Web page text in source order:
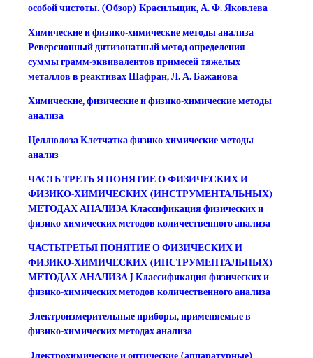
особой чистоты. (Обзор) Красильщик, А. Ф. Яковлева
Химические и физико-химические методы анализа
Реверсионный дитизонатный метод определения
суммы грамм-эквивалентов примесей тяжелых
металлов в реактивах Шафран, Л. А. Бажанова
Химические, физические и физико-химические методы
анализа
Целлюлоза Клетчатка физико-химические методы
анализ
ЧАСТЬ ТРЕТЬ Я ПОНЯТИЕ О ФИЗИЧЕСКИХ И
ФИЗИКО-ХИМИЧЕСКИХ (ИНСТРУМЕНТАЛЬНЫХ)
МЕТОДАХ АНАЛИЗА Классификация физических и
физико-химических методов количественного анализа
ЧАСТЬТРЕТЬЯ ПОНЯТИЕ О ФИЗИЧЕСКИХ И
ФИЗИКО-ХИМИЧЕСКИХ (ИНСТРУМЕНТАЛЬНЫХ)
МЕТОДАХ АНАЛИЗА J Классификация физических и
физико-химических методов количественного анализа
Электроизмерительные приборы, применяемые в
физико-химических методах анализа
Электрохимические и оптические (аппаратурные)